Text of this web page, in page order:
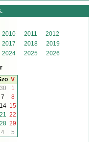
2010 2011
2012
2017 2018
2019
2024 2025 2026
V
30
1
7
8
14 15
21
22
28 29
4 5